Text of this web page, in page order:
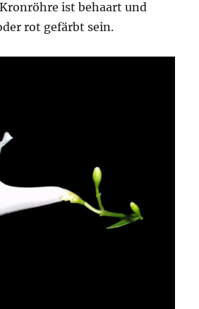
ist behaart und
rot gefärbt sein.